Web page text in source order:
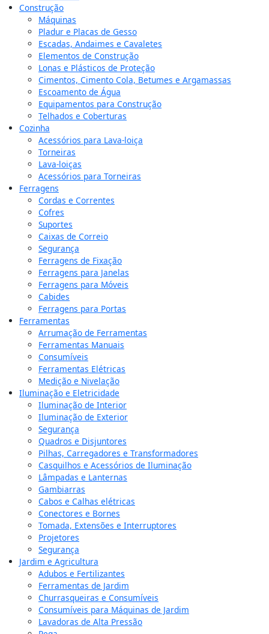
Construção
Máquinas
Pladur e Placas de Gesso
Escadas, Andaimes e Cavaletes
Elementos de Construção
Lonas e Plásticos de Proteção
Cimentos, Cimento Cola, Betumes e Argamassas
Escoamento de Água
Equipamentos para Construção
Telhados e Coberturas
Cozinha
Acessórios para Lava-loiça
Torneiras
Lava-loiças
Acessórios para Torneiras
Ferragens
Cordas e Correntes
Cofres
Suportes
Caixas de Correio
Segurança
Ferragens de Fixação
Ferragens para Janelas
Ferragens para Móveis
Cabides
Ferragens para Portas
Ferramentas
Arrumação de Ferramentas
Ferramentas Manuais
Consumíveis
Ferramentas Elétricas
Medição e Nivelação
Iluminação e Eletricidade
Iluminação de Interior
Iluminação de Exterior
Segurança
Quadros e Disjuntores
Pilhas, Carregadores e Transformadores
Casquilhos e Acessórios de Iluminação
Lâmpadas e Lanternas
Gambiarras
Cabos e Calhas elétricas
Conectores e Bornes
Tomada, Extensões e Interruptores
Projetores
Segurança
Jardim e Agricultura
Adubos e Fertilizantes
Ferramentas de Jardim
Churrasqueiras e Consumíveis
Consumíveis para Máquinas de Jardim
Lavadoras de Alta Pressão